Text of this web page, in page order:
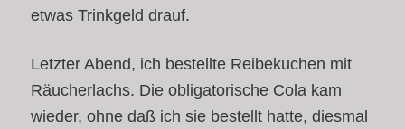
etwas Trinkgeld drauf.
Letzter Abend, ich bestellte Reibekuchen mit
Räucherlachs. Die obligatorische Cola kam
wieder, ohne daß ich sie bestellt hatte, diesmal